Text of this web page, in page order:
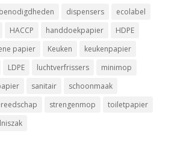
dispensers
ecolabel
HACCP handdoekpapier
HDPE
papier Keuken
keukenpapier
LDPE luchtverfrissers
minimop
sanitair
schoonmaak
strengenmop
toiletpapier